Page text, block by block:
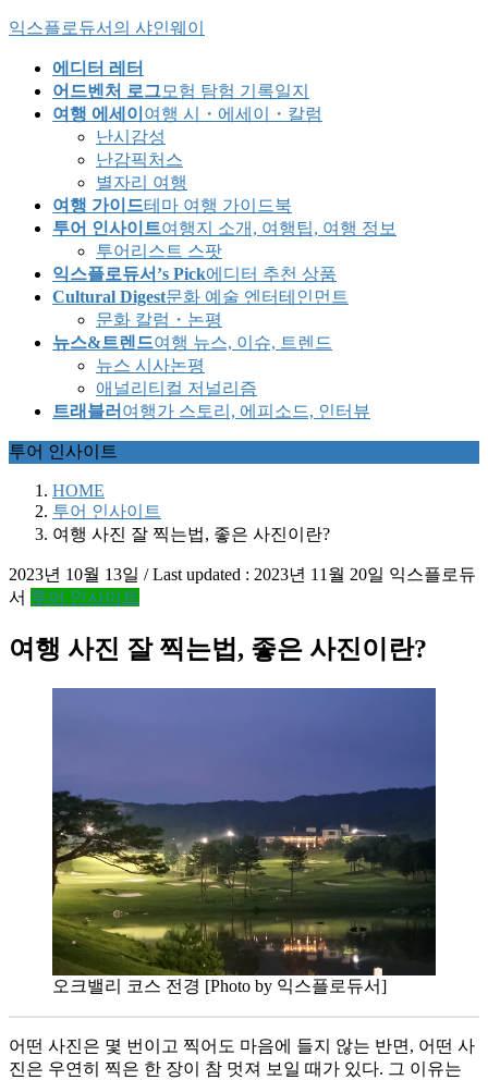
Skip
content
Skip
Navigation
익스플로듀서의 샤인웨이
에디터 레터
어드벤처 로그모험 탐험 기록일지
여행 에세이 여행 시・에세이・칼럼
난시감성
난감픽처스
별자리 여행
여행 가이드테마 여행 가이드북
투어 인사이트여행지 소개, 여행팁, 여행 정보
투어리스트 스팟
익스플로듀서’s Pick에디터 추천 상품
Cultural Digest문화 예술 엔터테인먼트
문화 칼럼・논평
뉴스&트렌드여행 뉴스, 이슈, 트렌드
뉴스 시사논평
애널리티컬 저널리즘
트래블러 여행가 스토리, 에피소드, 인터뷰
투어 인사이트
HOME
투어 인사이트
여행 사진 잘 찍는법, 좋은 사진이란?
2023년 10월 13일 / Last updated : 2023년 11월 20일 익스플로듀
서 투어 인사이트
여행 사진 잘 찍는법, 좋은 사진이란?
오크밸리 코스 전경 [Photo by 익스플로듀서]
어떤 사진은 몇 번이고 찍어도 마음에 들지 않는 반면, 어떤 사
진은 우연히 찍은 한 장이 참 멋져 보일 때가 있다. 그 이유는